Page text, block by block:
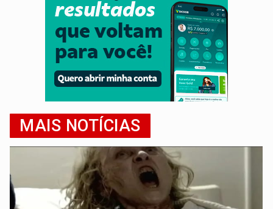
MAIS NOTÍCIAS